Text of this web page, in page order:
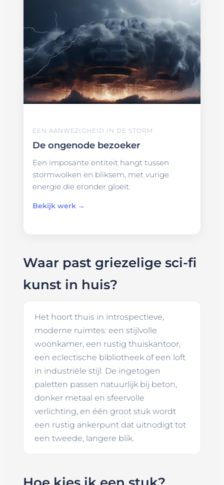
EEN AANWEZIGHEID IN DE STORM
De ongenode bezoeker
Een imposante entiteit hangt tussen
stormwolken en bliksem, met vurige
energie die eronder gloeit.
Bekijk werk →
Waar past griezelige sci-fi
kunst in huis?
Het hoort thuis in introspectieve,
moderne ruimtes: een stijlvolle
woonkamer, een rustig thuiskantoor,
een eclectische bibliotheek of een loft
in industriële stijl. De ingetogen
paletten passen natuurlijk bij beton,
donker metaal en sfeervolle
verlichting, en één groot stuk wordt
een rustig ankerpunt dat uitnodigt tot
een tweede, langere blik.